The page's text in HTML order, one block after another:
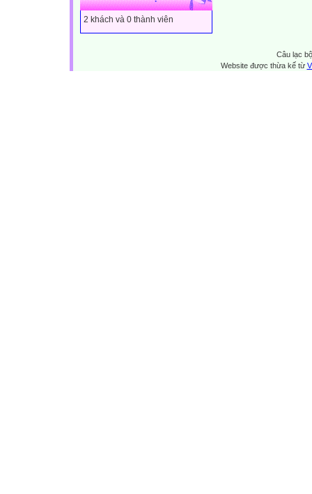
2 khách và 0 thành viên
Câu lạc
Website được thừa kế từ